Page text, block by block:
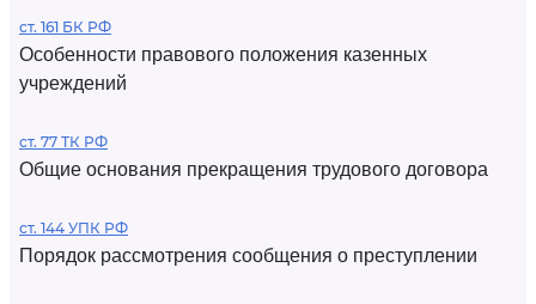
ст. 161 БК РФ
Особенности правового положения казенных
учреждений
ст. 77 ТК РФ
Общие основания прекращения трудового договора
ст. 144 УПК РФ
Порядок рассмотрения сообщения о преступлении